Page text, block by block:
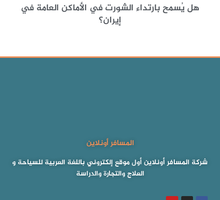
هل يُسمح بارتداء الشورت في الأماكن العامة في
إيران؟
المسافر أونلاين
شركة المسافر أونلاين أول موقع إلكتروني باللغة العربية للسياحة و
العلاج والتجارة والدراسة